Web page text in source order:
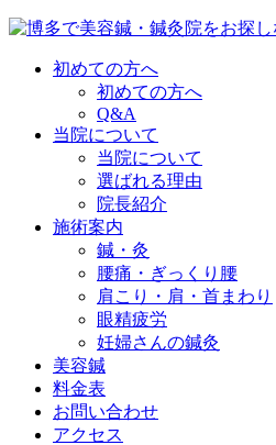
初めての方へ
初めての方へ
Q&A
当院について
当院について
選ばれる理由
院長紹介
施術案内
鍼・灸
腰痛・ぎっくり腰
肩こり・肩・首まわり
眼精疲労
妊婦さんの鍼灸
美容鍼
料金表
お問い合わせ
アクセス